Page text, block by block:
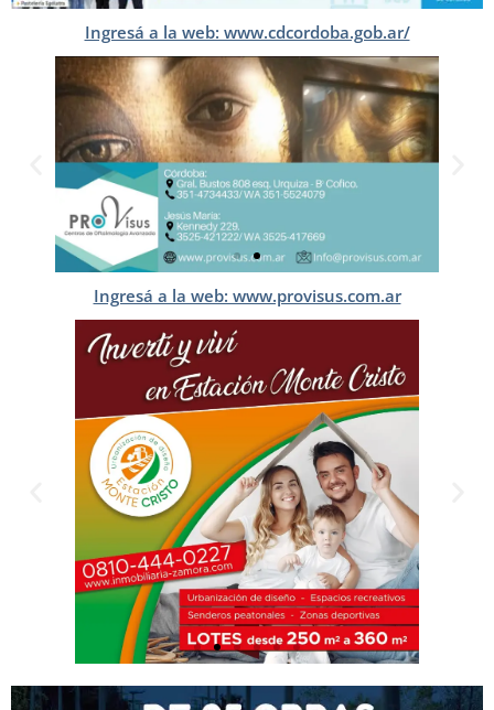
Ingresá a la web: www.cdcordoba.gob.ar/
Ingresá a la web: www.provisus.com.ar